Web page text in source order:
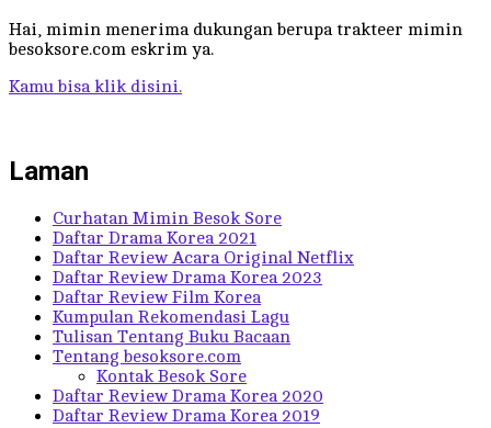
Hai, mimin menerima dukungan berupa trakteer mimin
besoksore.com eskrim ya.
Kamu bisa klik disini.
Laman
Curhatan Mimin Besok Sore
Daftar Drama Korea 2021
Daftar Review Acara Original Netflix
Daftar Review Drama Korea 2023
Daftar Review Film Korea
Kumpulan Rekomendasi Lagu
Tulisan Tentang Buku Bacaan
Tentang besoksore.com
Kontak Besok Sore
Daftar Review Drama Korea 2020
Daftar Review Drama Korea 2019